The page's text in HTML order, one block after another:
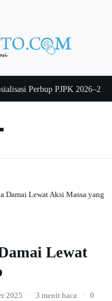
Perbup PJPK 2026–2030
Damai Lewat Aksi Massa yang
Lewat
2025 · 3 menit baca ·
0